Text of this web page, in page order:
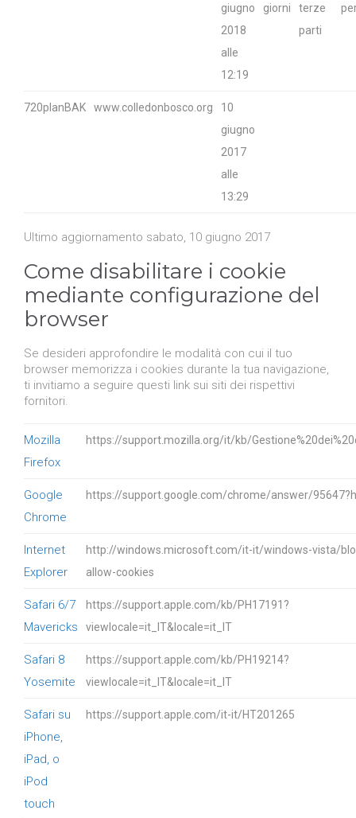
giugno
2018
alle
12:19
giorni
terze
parti
720planBAK www.colledonbosco.org
10
giugno
2017
alle
13:29
Ultimo aggiornamento sabato, 10 giugno 2017
Come disabilitare i cookie
mediante configurazione del
browser
Se desideri approfondire le modalità con cui il tuo
browser memorizza i cookies durante la tua navigazione,
ti invitiamo a seguire questi link sui siti dei rispettivi
fornitori.
Mozilla
Firefox
https://support.mozilla.org/it/kb/
Google
Chrome
https://support.google.com/chrome/answer/
Internet
Explorer
http://windows.microsoft.com/it-it/windows-vista/
allow-cookies
Safari 6/7
Mavericks
https://support.apple.com/kb/PH17191?
viewlocale=it_IT&locale=it_IT
Safari 8
Yosemite
https://support.apple.com/kb/PH19214?
viewlocale=it_IT&locale=it_IT
Safari su
iPhone,
iPad, o
iPod
touch
https://support.apple.com/it-it/HT201265